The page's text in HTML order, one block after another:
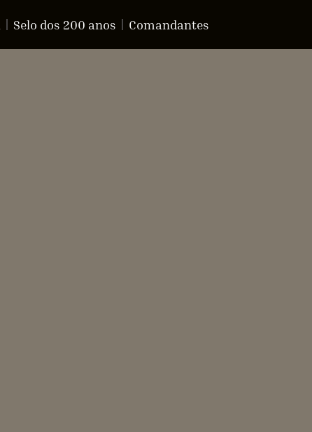
Selo dos 200 anos Comandantes